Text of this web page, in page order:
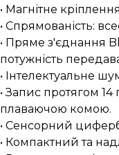
• Магнітне
• Спрямованість:
• Пряме з'єднання
потужність
• Інтелектуальне
• Запис протягом 14
плаваючою комою.
• Сенсорний
• Компактний та